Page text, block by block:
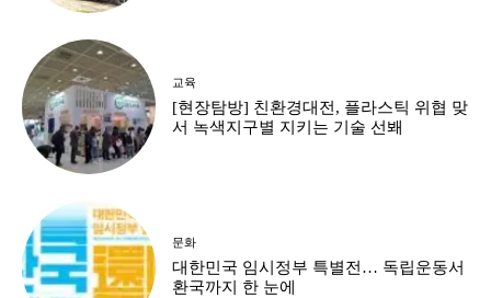
교육
[현장탐방] 친환경대전, 플라스틱 위협 맞
서 녹색지구별 지키는 기술 선봬
문화
대한민국 임시정부 특별전… 독립운동서
환국까지 한 눈에